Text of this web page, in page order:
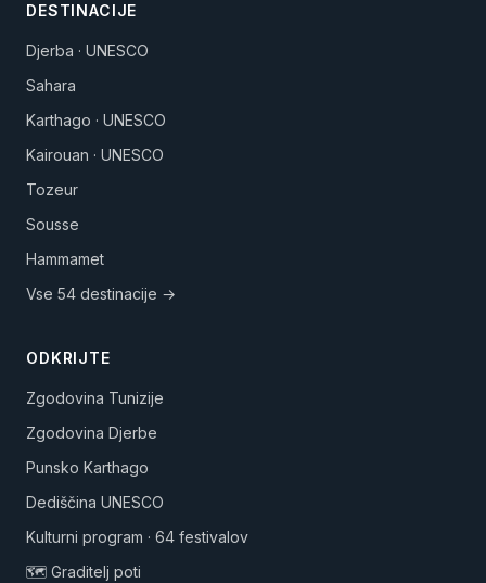
DESTINACIJE
Djerba · UNESCO
Sahara
Karthago · UNESCO
Kairouan · UNESCO
Tozeur
Sousse
Hammamet
Vse 54 destinacije →
ODKRIJTE
Zgodovina Tunizije
Zgodovina Djerbe
Punsko Karthago
Dediščina UNESCO
Kulturni program · 64 festivalov
🗺️ Graditelj poti